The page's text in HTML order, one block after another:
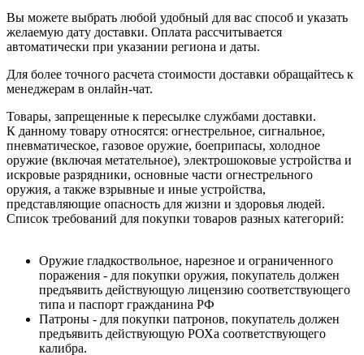
Вы можете выбрать любой удобный для вас способ и указать
желаемую дату доставки. Оплата рассчитывается
автоматически при указании региона и даты.
Для более точного расчета стоимости доставки обращайтесь к
менеджерам в онлайн-чат.
Товары, запрещенные к пересылке службами доставки.
К данному товару относятся: огнестрельное, сигнальное,
пневматическое, газовое оружие, боеприпасы, холодное
оружие (включая метательное), электрошоковые устройства и
искровые разрядники, основные части огнестрельного
оружия, а также взрывные и иные устройства,
представляющие опасность для жизни и здоровья людей.
Список требований для покупки товаров разных категорий:
Оружие гладкоствольное, нарезное и ограниченного
поражения - для покупки оружия, покупатель должен
предъявить действующую лицензию соответствующего
типа и паспорт гражданина РФ
Патроны - для покупки патронов, покупатель должен
предъявить действующую РОХа соответствующего
калибра.